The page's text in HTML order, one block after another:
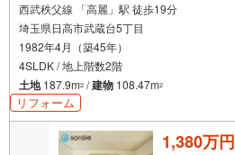
西武秩父線 「高麗」駅 徒歩19分
埼玉県日高市武蔵台5丁目
1982年4月（築45年）
4SLDK / 地上階数2階
土地187.9m2 /建物 108.47m2
リフォーム
1,380万円